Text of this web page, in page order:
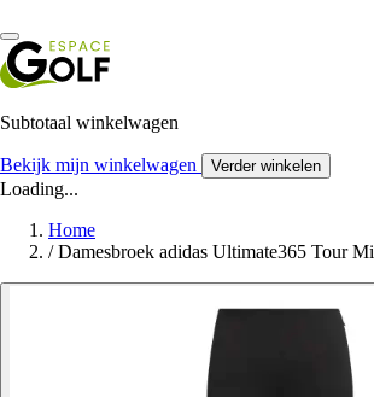
Subtotaal winkelwagen
Bekijk mijn winkelwagen Verder winkelen
Loading...
Home
/ Damesbroek adidas Ultimate365 Tour